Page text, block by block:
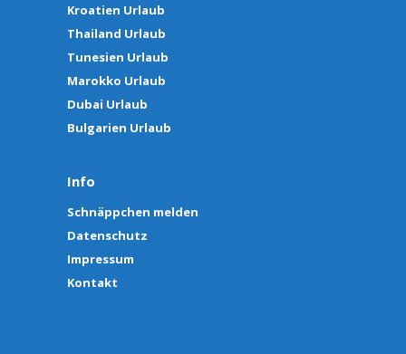
Kroatien Urlaub
Thailand Urlaub
Tunesien Urlaub
Marokko Urlaub
Dubai Urlaub
Bulgarien Urlaub
Info
Schnäppchen melden
Datenschutz
Impressum
Kontakt